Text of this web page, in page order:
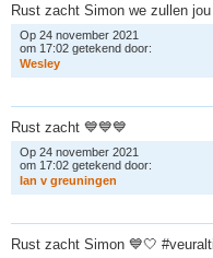
Rust zacht Simon we zullen
Op 24 november 2021
om 17:02 getekend door:
Wesley
Rust zacht 💙💙💙
Op 24 november 2021
om 17:02 getekend door:
Ian v greuningen
Rust zacht Simon 💙🤍